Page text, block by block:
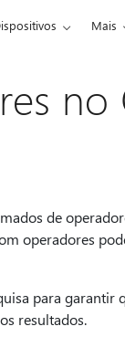
Mais
no
de
operadores
para garantir
resultados.